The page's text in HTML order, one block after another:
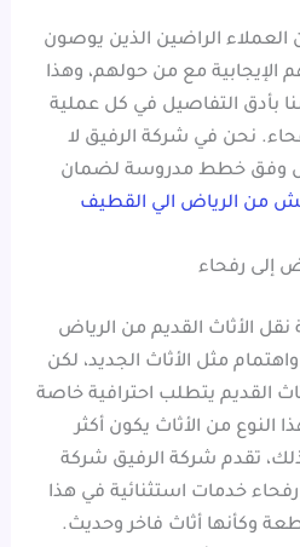
الراضين الذين يوصون
الإيجابية مع من حولهم، وهذا
بأدق التفاصيل في كل عملية
نحن في شركة الرفيق لا
وفق خطط مدروسة لضمان
من الرياض الي القطيف
إلى رفحاء
الأثاث القديم من الرياض
مثل الأثاث الجديد، لكن
القديم يتطلب احترافية خاصة
النوع من الأثاث يكون أكثر
تقدم شركة الرفيق شركة
خدمات استثنائية في هذا
وكأنها أثاث فاخر وحديث.